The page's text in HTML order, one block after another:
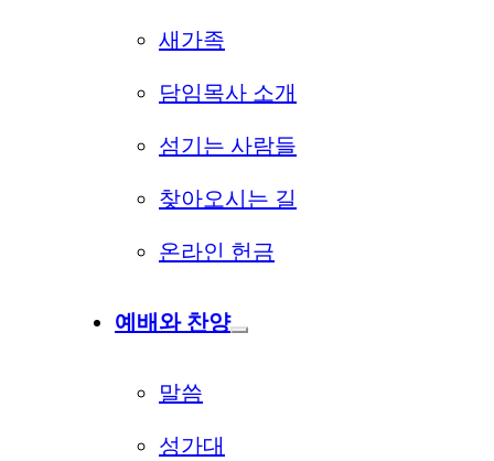
새가족
담임목사 소개
섬기는 사람들
찾아오시는 길
온라인 헌금
예배와 찬양
말씀
성가대